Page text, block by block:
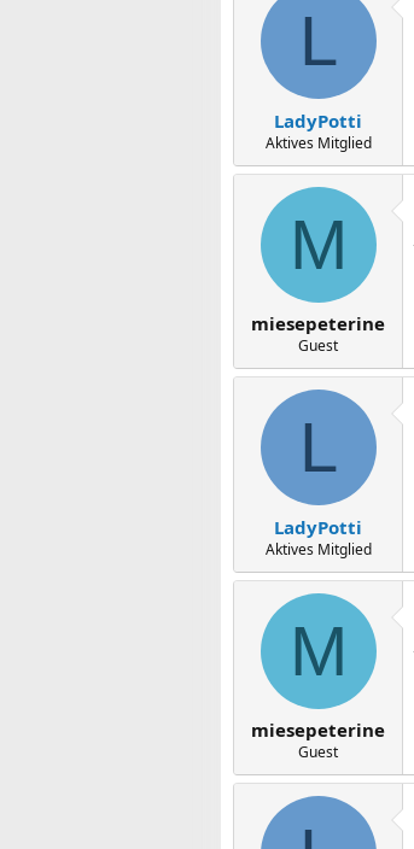
L
LadyPotti
Aktives Mitglied
M
miesepeterine
Guest
L
LadyPotti
Aktives Mitglied
M
miesepeterine
Guest